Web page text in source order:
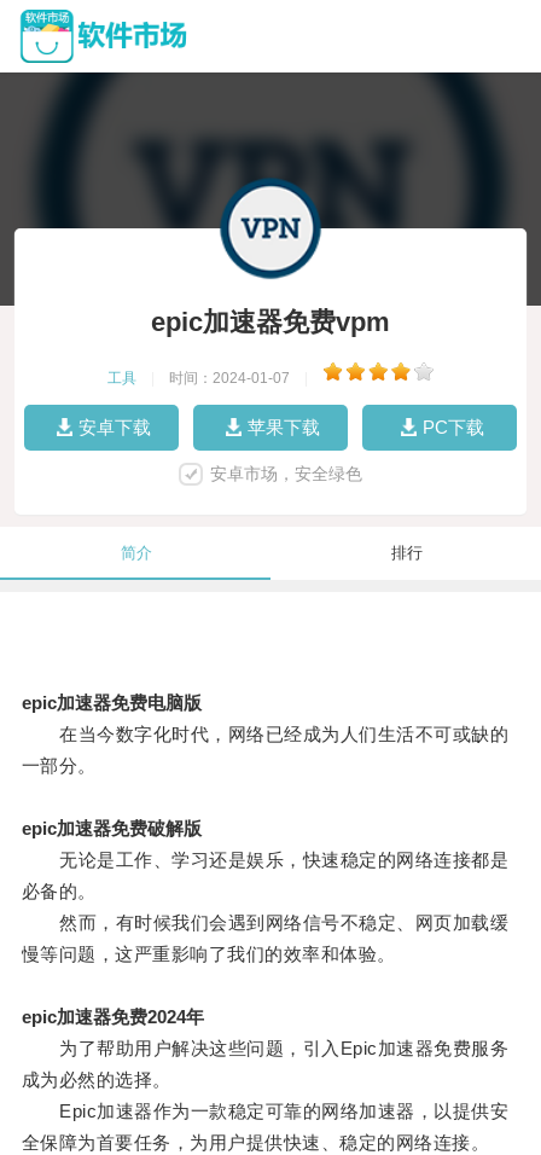
epic加速器免费vpm
工具 时间：2024-01-07
安卓下载 苹果下载 PC下载
安卓市场，安全绿色
简介 排行
epic加速器免费电脑版
在当今数字化时代，网络已经成为人们生活不可或缺的
一部分。
epic加速器免费破解版
无论是工作、学习还是娱乐，快速稳定的网络连接都是
必备的。
然而，有时候我们会遇到网络信号不稳定、网页加载缓
慢等问题，这严重影响了我们的效率和体验。
epic加速器免费2024年
为了帮助用户解决这些问题，引入Epic加速器免费服务
成为必然的选择。
Epic加速器作为一款稳定可靠的网络加速器，以提供安
全保障为首要任务，为用户提供快速、稳定的网络连接。